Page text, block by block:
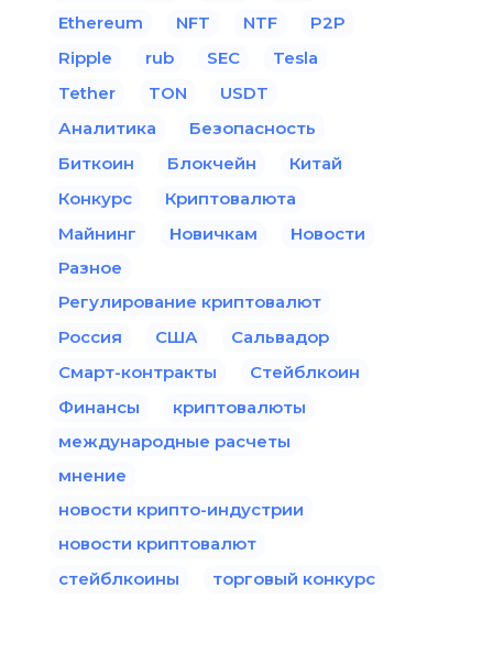
Ethereum
NFT NTF
P2P
Ripple
rub SEC
Tesla
Tether
TON
USDT
Аналитика
Безопасность
Биткоин
Блокчейн
Китай
Конкурс
Криптовалюта
Майнинг
Новичкам
Новости
Разное
Регулирование криптовалют
Россия
США
Сальвадор
Смарт-контракты
Стейблкоин
Финансы
криптовалюты
международные расчеты
мнение
новости крипто-индустрии
новости криптовалют
стейблкоины
торговый конкурс